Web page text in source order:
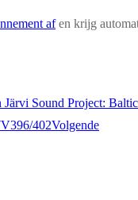
afen krijg
Sound Project:
402Volgende